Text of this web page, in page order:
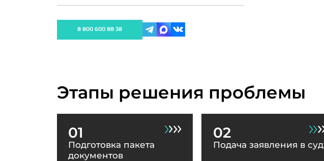
8 800 600 88 38
Этапы решения проблемы
01
Подготовка пакета
документов
02
Подача заявления в суд